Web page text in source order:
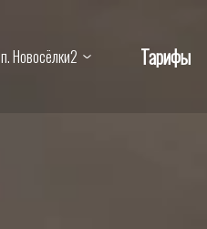
п. Новосёлки2 Тарифы